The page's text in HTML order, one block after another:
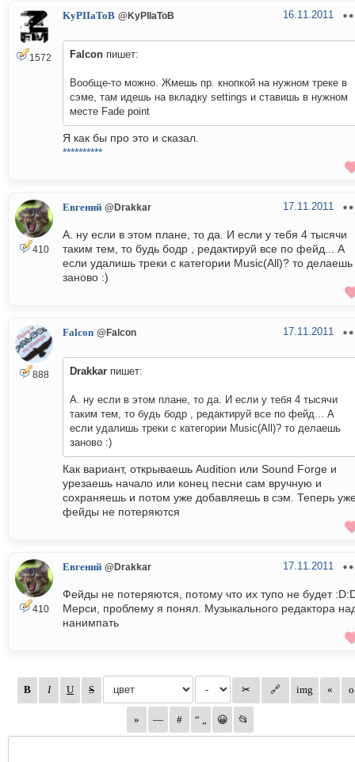
1572
KyPIIaToB @KyPIIaToB 16.11.2011
Falcon пишет:
Вообще-то можно. Жмешь пр. кнопкой на нужном треке в
сэме, там идешь на вкладку settings и ставишь в нужном
месте Fade point
Я как бы про это и сказал.
**********
410
Евгений @Drakkar 17.11.2011
А. ну если в этом плане, то да. И если у тебя 4 тысячи
таким тем, то будь бодр , редактируй все по фейд... А
если удалишь треки с категории Music(All)? то делаешь
заново :)
888
Falcon @Falcon 17.11.2011
Drakkar пишет:
А. ну если в этом плане, то да. И если у тебя 4 тысячи
таким тем, то будь бодр , редактируй все по фейд... А
если удалишь треки с категории Music(All)? то делаешь
заново :)
Как вариант, открываешь Audition или Sound Forge и
урезаешь начало или конец песни сам вручную и
сохраняешь и потом уже добавляешь в сэм. Теперь
фейды не потеряются
410
Евгений @Drakkar 17.11.2011
Фейды не потеряются, потому что их тупо не будет
Мерси, проблему я понял. Музыкального редактора
нанимпать